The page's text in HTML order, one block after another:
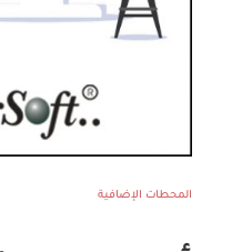
المحطات الإضافية